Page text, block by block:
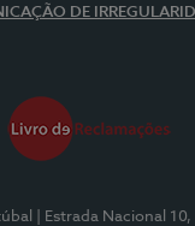
DE
| Estrada Nacional